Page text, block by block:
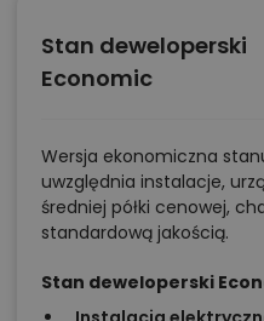
Stan deweloperski
Economic
Wersja ekonomiczna
uwzględnia instalacje,
średniej półki cenowej,
standardową jakością.
Stan deweloperski